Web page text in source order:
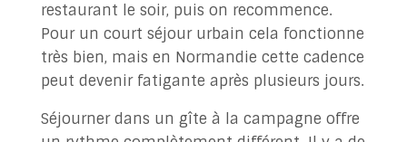
restaurant le soir, puis on recommence.
Pour un court séjour urbain cela fonctionne
très bien, mais en Normandie cette cadence
peut devenir fatigante après plusieurs jours.
Séjourner dans un gîte à la campagne offre